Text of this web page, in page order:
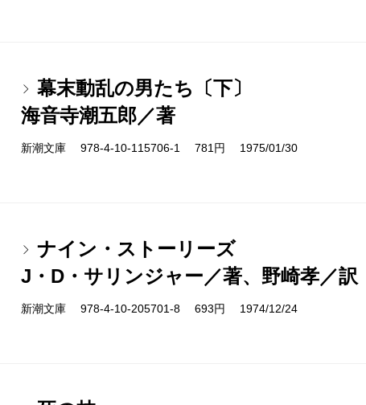
幕末動乱の男たち〔下〕
海音寺潮五郎／著
新潮文庫 978-4-10-115706-1 781円 1975/01/30
ナイン・ストーリーズ
J・D・サリンジャー／著、野崎孝／訳
新潮文庫 978-4-10-205701-8 693円 1974/12/24